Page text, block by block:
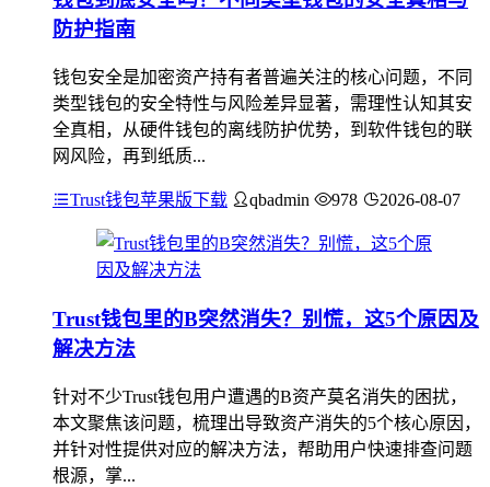
防护指南
钱包安全是加密资产持有者普遍关注的核心问题，不同
类型钱包的安全特性与风险差异显著，需理性认知其安
全真相，从硬件钱包的离线防护优势，到软件钱包的联
网风险，再到纸质...
Trust钱包苹果版下载 qbadmin 978 2026-08-07
Trust钱包里的B突然消失？别慌，这5个原因及
解决方法
针对不少Trust钱包用户遭遇的B资产莫名消失的困扰，
本文聚焦该问题，梳理出导致资产消失的5个核心原因，
并针对性提供对应的解决方法，帮助用户快速排查问题
根源，掌...